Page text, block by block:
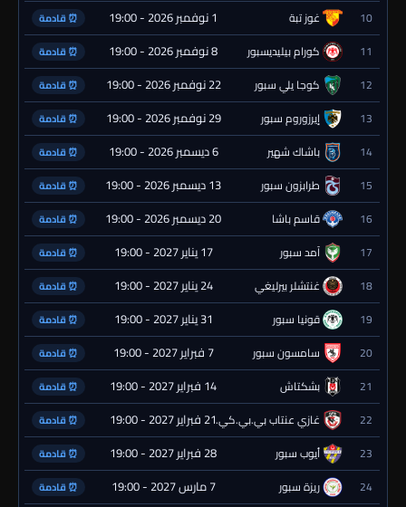
10 غوز تبة 1 نوفمبر 2026 - 19:00 ⏰ قادمة
11 كورام بيليديسبور 8 نوفمبر 2026 - 19:00 ⏰ قادمة
12 كوجا يلي سبور 22 نوفمبر 2026 - 19:00 ⏰ قادمة
13 إيرزوروم سبور 29 نوفمبر 2026 - 19:00 ⏰ قادمة
14 باشاك شهير 6 ديسمبر 2026 - 19:00 ⏰ قادمة
15 طرابزون سبور 13 ديسمبر 2026 - 19:00 ⏰ قادمة
16 قاسم باشا 20 ديسمبر 2026 - 19:00 ⏰ قادمة
17 آمد سبور 17 يناير 2027 - 19:00 ⏰ قادمة
18 غنتشلر بيرليغي 24 يناير 2027 - 19:00 ⏰ قادمة
19 قونيا سبور 31 يناير 2027 - 19:00 ⏰ قادمة
20 سامسون سبور 7 فبراير 2027 - 19:00 ⏰ قادمة
21 بشكتاش 14 فبراير 2027 - 19:00 ⏰ قادمة
22 غازي عنتاب بي.بي.كي.21 فبراير 2027 - 19:00 ⏰ قادمة
23 أيوب سبور 28 فبراير 2027 - 19:00 ⏰ قادمة
24 ريزة سبور 7 مارس 2027 - 19:00 ⏰ قادمة